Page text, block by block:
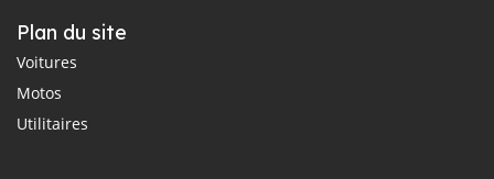
Plan du site
Voitures
Motos
Utilitaires